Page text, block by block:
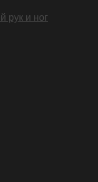
рук и ног